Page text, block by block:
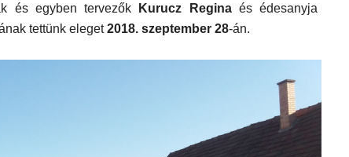
és egyben tervezők Kurucz Reginaés édesanyja
tettünk eleget2018. szeptember 28-án.